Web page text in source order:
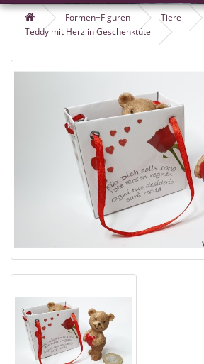
Formen+Figuren
Tiere
Teddy mit Herz in Geschenktüte